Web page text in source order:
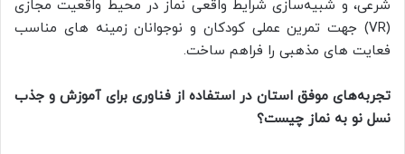
شرعی، و شبیه‌سازی شرایط واقعی نماز در محیط واقعیت مجازی
(VR) جهت تمرین عملی کودکان و نوجوانان زمینه های مناسب
فعایت های مذهبی را فراهم ساخت.
تجربه‌های موفق استان در استفاده از فناوری برای آموزش و جذب
نسل نو به نماز چیست؟